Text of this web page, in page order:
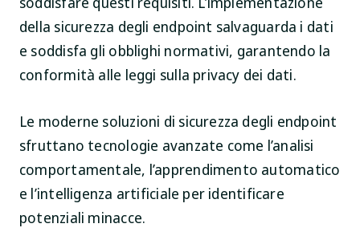
della sicurezza degli endpoint salvaguarda i dati
e soddisfa gli obblighi normativi, garantendo la
conformità alle leggi sulla privacy dei dati.
Le moderne soluzioni di sicurezza degli endpoint
sfruttano tecnologie avanzate come l’analisi
comportamentale, l’apprendimento automatico
e l’intelligenza artificiale per identificare
potenziali minacce.